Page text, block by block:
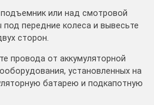
или над смотровой
под передние колеса и вывесьте
сторон.
провода от аккумуляторной
установленных на
батарею и подкапотную